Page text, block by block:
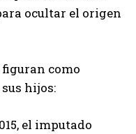
ocultar el origen
como
hijos:
el imputado